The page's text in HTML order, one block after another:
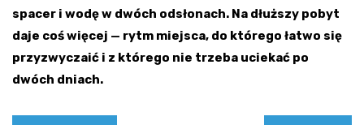
spacer i wodę w dwóch odsłonach. Na dłuższy pobyt
daje coś więcej — rytm miejsca, do którego łatwo się
przyzwyczaić i z którego nie trzeba uciekać po
dwóch dniach.